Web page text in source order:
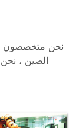
نحن متخصصون
الصين ،